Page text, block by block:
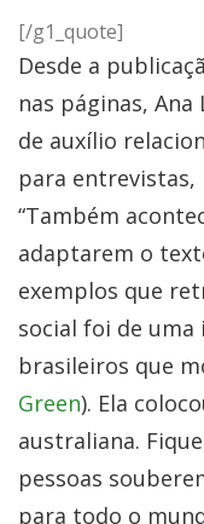
[/g1_quote]
Desde a
nas páginas,
de auxílio
para entrevistas,
“Também
adaptarem o
exemplos que
social foi de
brasileiros que
Green). Ela
australiana.
pessoas
para todo o